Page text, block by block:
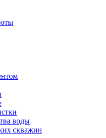
воды
скважин